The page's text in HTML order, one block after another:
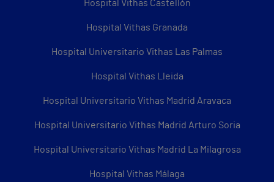
Hospital Vithas Castellón
Hospital Vithas Granada
Hospital Universitario Vithas Las Palmas
Hospital Vithas Lleida
Hospital Universitario Vithas Madrid Aravaca
Hospital Universitario Vithas Madrid Arturo Soria
Hospital Universitario Vithas Madrid La Milagrosa
Hospital Vithas Málaga